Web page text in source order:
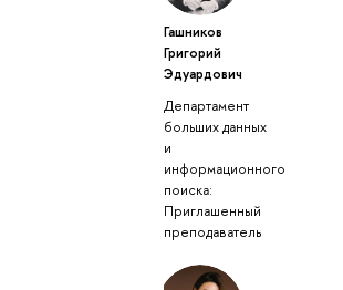
Гашников
Григорий
Эдуардович
Департамент
больших данных
и
информационного
поиска:
Приглашенный
преподаватель